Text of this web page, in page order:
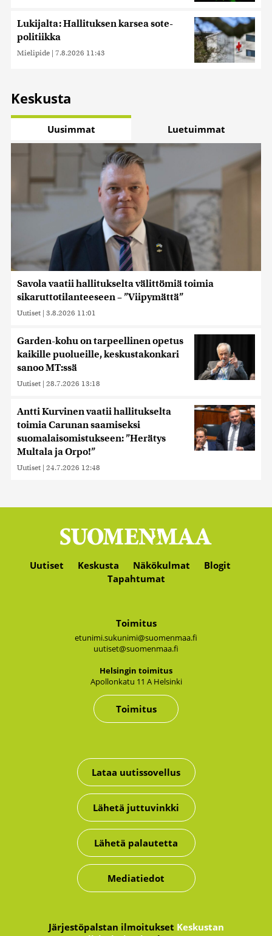
Lukijalta: Hallituksen karsea sote-
politiikka
Mielipide | 7.8.2026 11:43
Keskusta
Uusimmat Luetuimmat
Savola vaatii hallitukselta välittömiä toimia
sikaruttotilanteeseen – ”Viipymättä”
Uutiset | 3.8.2026 11:01
Garden-kohu on tarpeellinen opetus
kaikille puolueille, keskustakonkari
sanoo MT:ssä
Uutiset | 28.7.2026 13:18
Antti Kurvinen vaatii hallitukselta
toimia Carunan saamiseksi
suomalaisomistukseen: ”Herätys
Multala ja Orpo!”
Uutiset | 24.7.2026 12:48
Uutiset Keskusta Näkökulmat
Blogit
Tapahtumat
Toimitus
etunimi.sukunimi@suomenmaa.fi
uutiset@suomenmaa.fi
Hel­sin­gin toi­mi­tus
Apol­lon­ka­tu 11 A Hel­sin­ki
Toimitus
Lataa uutissovellus
Lähetä juttuvinkki
Lähetä palautetta
Mediatiedot
Järjestöpalstan ilmoitukset Keskustan